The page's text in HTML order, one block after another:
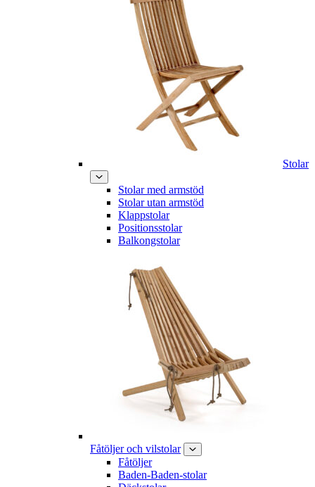
Stolar
Stolar med armstöd
Stolar utan armstöd
Klappstolar
Positionsstolar
Balkongstolar
Fåtöljer och vilstolar
Fåtöljer
Baden-Baden-stolar